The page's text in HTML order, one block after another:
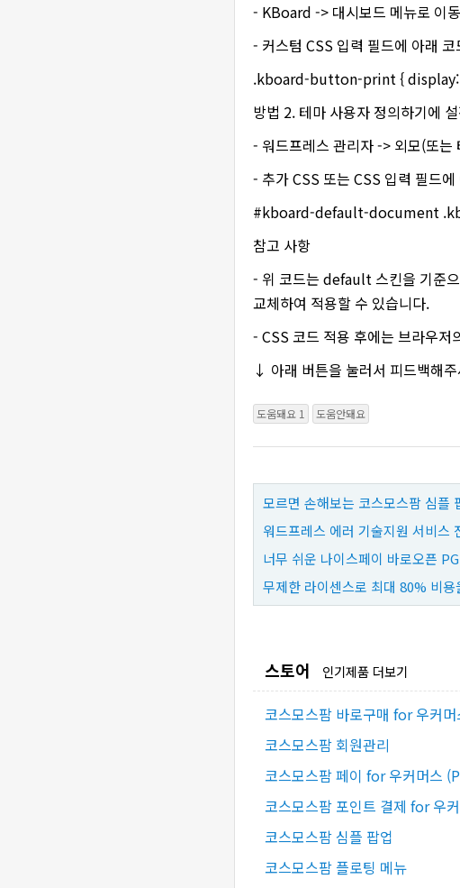
- KBoard -> 대시보드 메뉴로 이
- 커스텀 CSS 입력 필드에 아래
.kboard-button-print { display:
방법 2. 테마 사용자 정의하기에
- 워드프레스 관리자 -> 외모(또
- 추가 CSS 또는 CSS 입력 필드
#kboard-default-document
참고 사항
- 위 코드는 default 스킨을 기준
교체하여 적용할 수 있습니다.
- CSS 코드 적용 후에는 브라우
↓ 아래 버튼을 눌러서 피드백해
도움돼요 1 도움안돼요
모르면 손해보는 코스모스팜 심플
워드프레스 에러 기술지원 서비스
너무 쉬운 나이스페이 바로오픈
무제한 라이센스로 최대 80% 비용
스토어 인기제품 더보기
코스모스팜 바로구매 for 우커머
코스모스팜 회원관리
코스모스팜 페이 for 우커머스
코스모스팜 포인트 결제 for 우
코스모스팜 심플 팝업
코스모스팜 플로팅 메뉴